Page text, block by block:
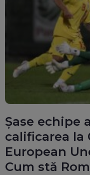
Şase echipe
calificarea la
European
Cum stă